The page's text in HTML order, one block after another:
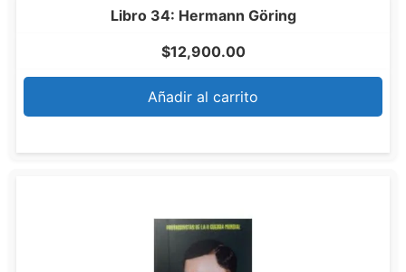
Libro 34: Hermann Göring
$12,900.00
Añadir al carrito